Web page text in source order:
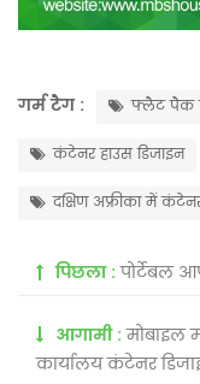
गर्म टैग : फ्लैट पैक
कंटेनर हाउस डिजाइन
दक्षिण अफ्रीका में
पिछला :पोर्टेबल
आगामी :मोबाइल
कार्यालय कंटेनर